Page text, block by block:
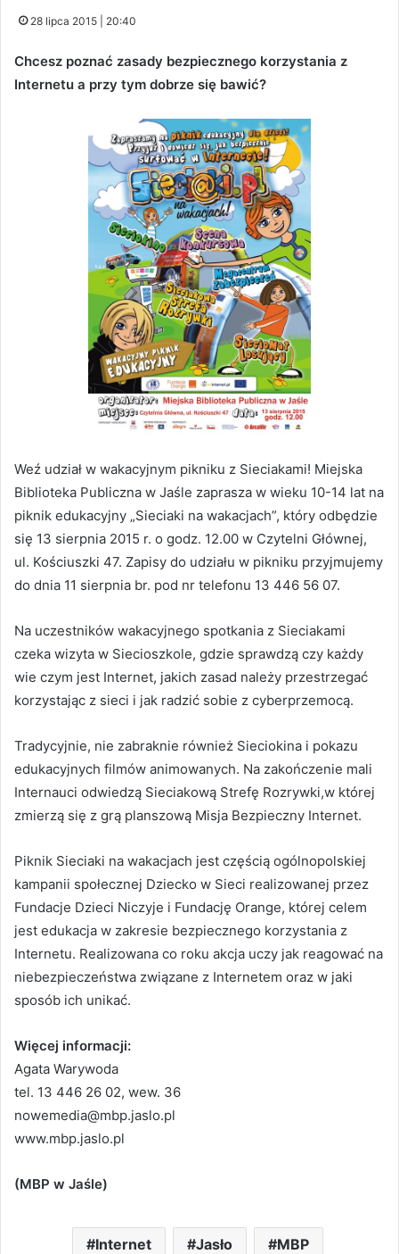
28 lipca 2015 | 20:40
Chcesz poznać zasady bezpiecznego korzystania z
Internetu a przy tym dobrze się bawić?
Weź udział w wakacyjnym pikniku z Sieciakami! Miejska
Biblioteka Publiczna w Jaśle zaprasza w wieku 10-14 lat na
piknik edukacyjny „Sieciaki na wakacjach”, który odbędzie
się 13 sierpnia 2015 r. o godz. 12.00 w Czytelni Głównej,
ul. Kościuszki 47. Zapisy do udziału w pikniku przyjmujemy
do dnia 11 sierpnia br. pod nr telefonu 13 446 56 07.
Na uczestników wakacyjnego spotkania z Sieciakami
czeka wizyta w Siecioszkole, gdzie sprawdzą czy każdy
wie czym jest Internet, jakich zasad należy przestrzegać
korzystając z sieci i jak radzić sobie z cyberprzemocą.
Tradycyjnie, nie zabraknie również Sieciokina i pokazu
edukacyjnych filmów animowanych. Na zakończenie mali
Internauci odwiedzą Sieciakową Strefę Rozrywki,w której
zmierzą się z grą planszową Misja Bezpieczny Internet.
Piknik Sieciaki na wakacjach jest częścią ogólnopolskiej
kampanii społecznej Dziecko w Sieci realizowanej przez
Fundacje Dzieci Niczyje i Fundację Orange, której celem
jest edukacja w zakresie bezpiecznego korzystania z
Internetu. Realizowana co roku akcja uczy jak reagować na
niebezpieczeństwa związane z Internetem oraz w jaki
sposób ich unikać.
Więcej informacji:
Agata Warywoda
tel. 13 446 26 02, wew. 36
nowemedia@mbp.jaslo.pl
www.mbp.jaslo.pl
(MBP w Jaśle)
Internet Jasło MBP